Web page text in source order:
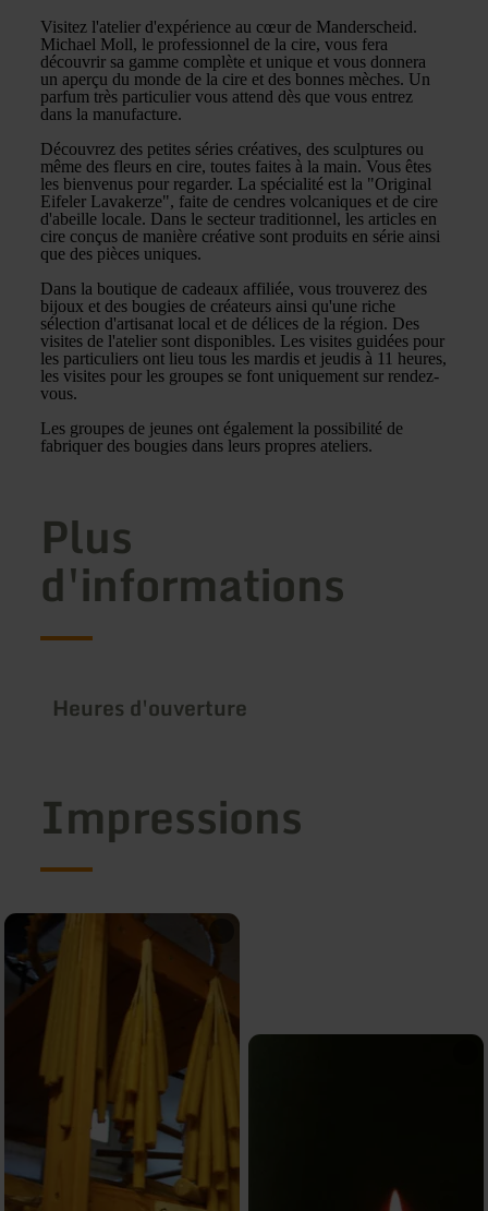
Visitez l'atelier d'expérience au cœur de Manderscheid.
Michael Moll, le professionnel de la cire, vous fera
découvrir sa gamme complète et unique et vous donnera
un aperçu du monde de la cire et des bonnes mèches. Un
parfum très particulier vous attend dès que vous entrez
dans la manufacture.
Découvrez des petites séries créatives, des sculptures ou
même des fleurs en cire, toutes faites à la main. Vous êtes
les bienvenus pour regarder. La spécialité est la "Original
Eifeler Lavakerze", faite de cendres volcaniques et de cire
d'abeille locale. Dans le secteur traditionnel, les articles en
cire conçus de manière créative sont produits en série ainsi
que des pièces uniques.
Dans la boutique de cadeaux affiliée, vous trouverez des
bijoux et des bougies de créateurs ainsi qu'une riche
sélection d'artisanat local et de délices de la région. Des
visites de l'atelier sont disponibles. Les visites guidées pour
les particuliers ont lieu tous les mardis et jeudis à 11 heures,
les visites pour les groupes se font uniquement sur rendez-
vous.
Les groupes de jeunes ont également la possibilité de
fabriquer des bougies dans leurs propres ateliers.
Plus
d'informations
Heures d'ouverture
Impressions